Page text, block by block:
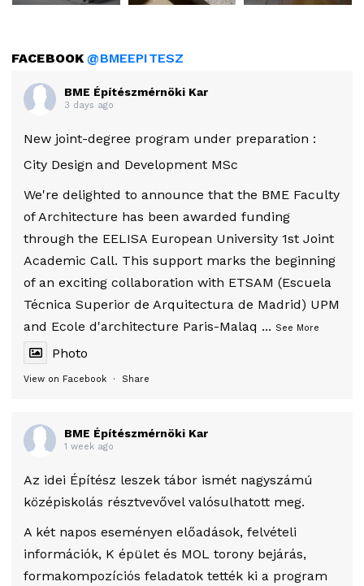
FACEBOOK@BMEEPITESZ
BME Építészmérnöki Kar
3 days ago
New joint-degree program under preparation :
City Design and Development MSc
We're delighted to announce that the BME Faculty
of Architecture has been awarded funding
through the EELISA European University 1st Joint
Academic Call. This support marks the beginning
of an exciting collaboration with ETSAM (Escuela
Técnica Superior de Arquitectura de Madrid) UPM
and Ecole d'architecture Paris-Malaq ... See More
Photo
View on Facebook · Share
BME Építészmérnöki Kar
1 week ago
Az idei Építész leszek tábor ismét nagyszámú
középiskolás résztvevővel valósulhatott meg.
A két napos eseményen előadások, felvételi
információk, K épület és MOL torony bejárás,
formakompozíciós feladatok tették ki a program